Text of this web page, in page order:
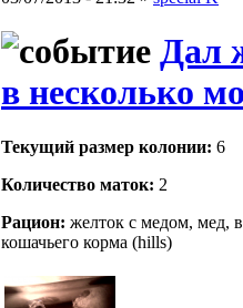
Дал
в несколько
Текущий размер кoлонии: 6
Количество маток: 2
Рацион: желток с медом, мед,
кошачьего корма (hills)